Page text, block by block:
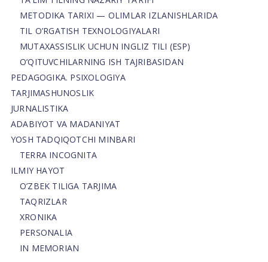
METODIKA TARIXI — OLIMLAR IZLANISHLARIDA
TIL O’RGATISH TEXNOLOGIYALARI
MUTAXASSISLIK UCHUN INGLIZ TILI (ESP)
O’QITUVCHILARNING ISH TAJRIBASIDAN
PEDAGOGIKA. PSIXOLOGIYA
TARJIMASHUNOSLIK
JURNALISTIKA
ADABIYOT VA MADANIYAT
YOSH TADQIQOTCHI MINBARI
TERRA INCOGNITA
ILMIY HAYOT
O’ZBEK TILIGA TARJIMA
TAQRIZLAR
XRONIKA
PERSONALIA
IN MEMORIAN